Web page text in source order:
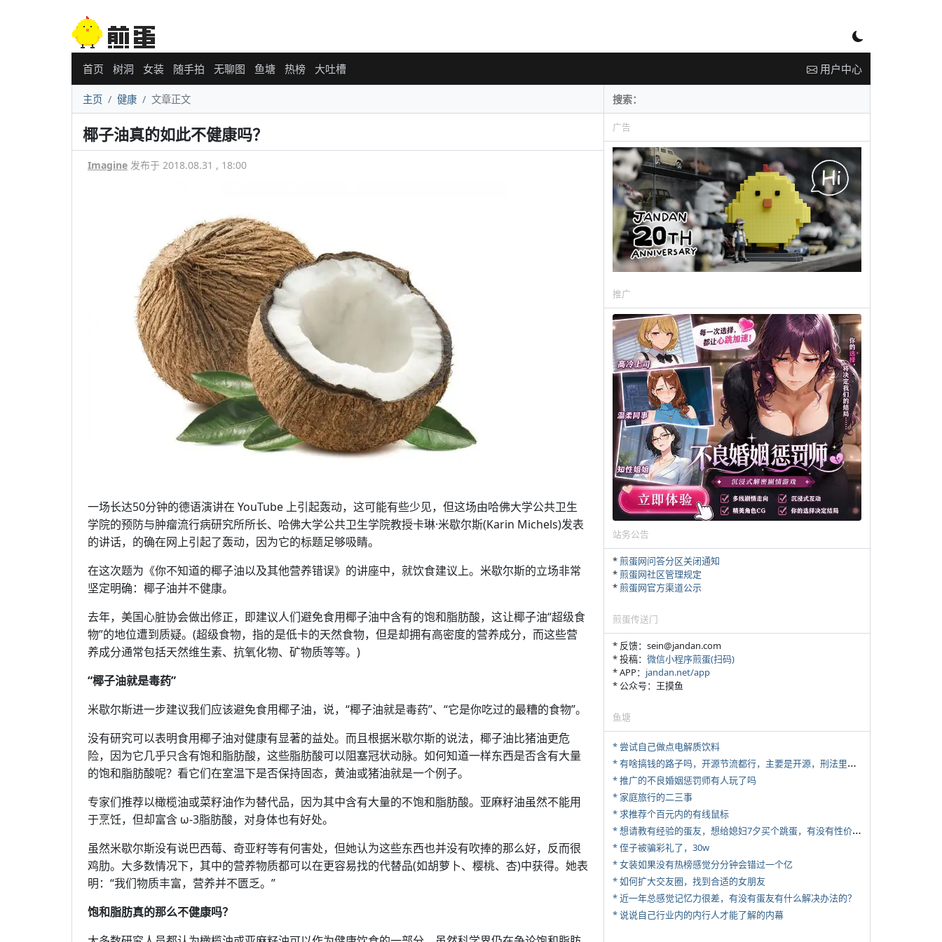
首页 树洞 女装 随手拍 无聊图 鱼塘 热榜 大吐槽 用户中心
主页 健康 文章正文
椰子油真的如此不健康吗？
Imagine 发布于 2018.08.31 , 18:00
一场长达50分钟的德语演讲在 YouTube 上引起轰动，这可能有些少见，但这场由哈佛大学公共卫生
学院的预防与肿瘤流行病研究所所长、哈佛大学公共卫生学院教授卡琳·米歇尔斯(Karin Michels)发表
的讲话，的确在网上引起了轰动，因为它的标题足够吸睛。
在这次题为《你不知道的椰子油以及其他营养错误》的讲座中，就饮食建议上。米歇尔斯的立场非常
坚定明确：椰子油并不健康。
去年，美国心脏协会做出修正，即建议人们避免食用椰子油中含有的饱和脂肪酸，这让椰子油“超级食
物”的地位遭到质疑。(超级食物，指的是低卡的天然食物，但是却拥有高密度的营养成分，而这些营
养成分通常包括天然维生素、抗氧化物、矿物质等等。)
“椰子油就是毒药”
米歇尔斯进一步建议我们应该避免食用椰子油，说，“椰子油就是毒药”、“它是你吃过的最糟的食物”。
没有研究可以表明食用椰子油对健康有显著的益处。而且根据米歇尔斯的说法，椰子油比猪油更危
险，因为它几乎只含有饱和脂肪酸，这些脂肪酸可以阻塞冠状动脉。如何知道一样东西是否含有大量
的饱和脂肪酸呢？看它们在室温下是否保持固态，黄油或猪油就是一个例子。
专家们推荐以橄榄油或菜籽油作为替代品，因为其中含有大量的不饱和脂肪酸。亚麻籽油虽然不能用
于烹饪，但却富含 ω-3脂肪酸，对身体也有好处。
虽然米歇尔斯没有说巴西莓、奇亚籽等有何害处，但她认为这些东西也并没有吹捧的那么好，反而很
鸡肋。大多数情况下，其中的营养物质都可以在更容易找的代替品(如胡萝卜、樱桃、杏)中获得。她表
明：“我们物质丰富，营养并不匮乏。”
饱和脂肪真的那么不健康吗？
广告
推广
站务公告
*煎蛋网问答分区关闭通知
*煎蛋网社区管理规定
*煎蛋网官方渠道公示
煎蛋传送门
* 反馈：sein@jandan.com
* 投稿： 微信小程序煎蛋(扫码)
* APP： jandan.net/app
* 公众号：王摸鱼
鱼塘
* 尝试自己做点电解质饮料
*
有啥搞钱的路子吗，开源节流都行，主要是开源，刑法里的咱不做
* 推广的不良婚姻惩罚师有人玩了吗
* 家庭旅行的二三事
* 求推荐个百元内的有线鼠标
*
想请教有经验的蛋友，想给媳妇7夕买个跳蛋，有没有性价比高的推荐
* 侄子被骗彩礼了，30w
* 女装如果没有热榜感觉分分钟会错过一个亿
* 如何扩大交友圈，找到合适的女朋友
* 近一年总感觉记忆力很差，有没有蛋友有什么解决办法的？
* 说说自己行业内的内行人才能了解的内幕